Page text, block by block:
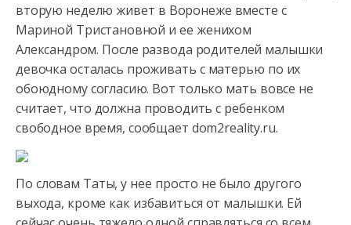
вторую неделю живет в Воронеже вместе с
Мариной Тристановной и ее женихом
Александром. После развода родителей малышки
девочка осталась проживать с матерью по их
обоюдному согласию. Вот только мать вовсе не
считает, что должна проводить с ребенком
свободное время, сообщает dom2reality.ru.
По словам Таты, у нее просто не было другого
выхода, кроме как избавиться от малышки. Ей